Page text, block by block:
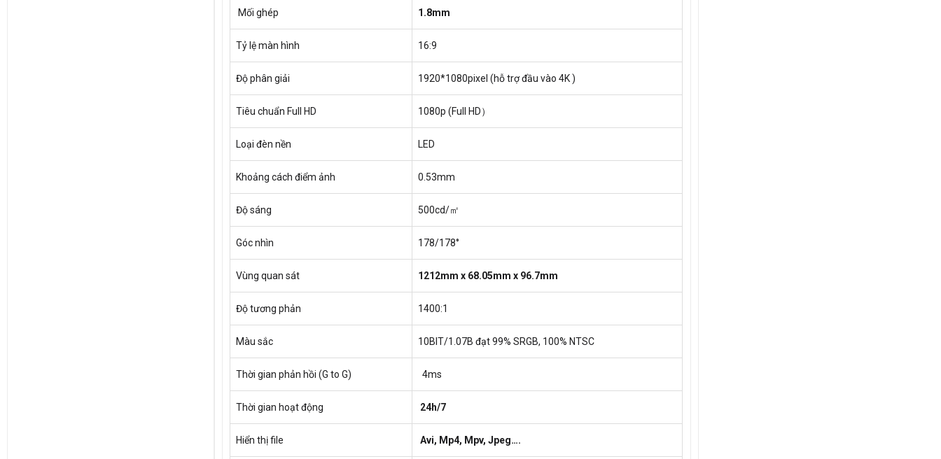
Mối ghép 1.8mm
Tỷ lệ màn hình 16:9
Độ phân giải 1920*1080pixel (hỗ trợ đầu vào 4K )
Tiêu chuẩn Full HD 1080p (Full HD）
Loại đèn nền LED
Khoảng cách điểm ảnh 0.53mm
Độ sáng 500cd/㎡
Góc nhìn 178/178°
Vùng quan sát 1212mm x 68.05mm x 96.7mm
Độ tương phản 1400:1
Màu sắc 10BIT/1.07B đạt 99% SRGB, 100% NTSC
Thời gian phản hồi (G to G) 4ms
Thời gian hoạt động 24h/7
Hiển thị file Avi, Mp4, Mpv, Jpeg….